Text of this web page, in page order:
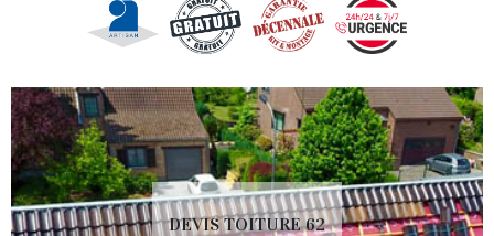
DEVIS TOITURE 62